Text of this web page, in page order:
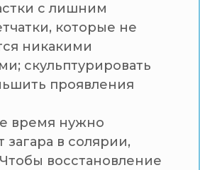
с лишним
которые не
никакими
скульптурировать
проявления
время нужно
загара в солярии,
восстановление